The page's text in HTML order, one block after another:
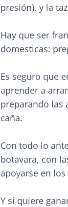
presión), y la
Hay que ser
domesticas:
Es seguro que
aprender a
preparando las
caña.
Con todo lo
botavara, con
apoyarse en
Y si quiere